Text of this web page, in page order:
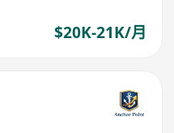
$20K-21K/月